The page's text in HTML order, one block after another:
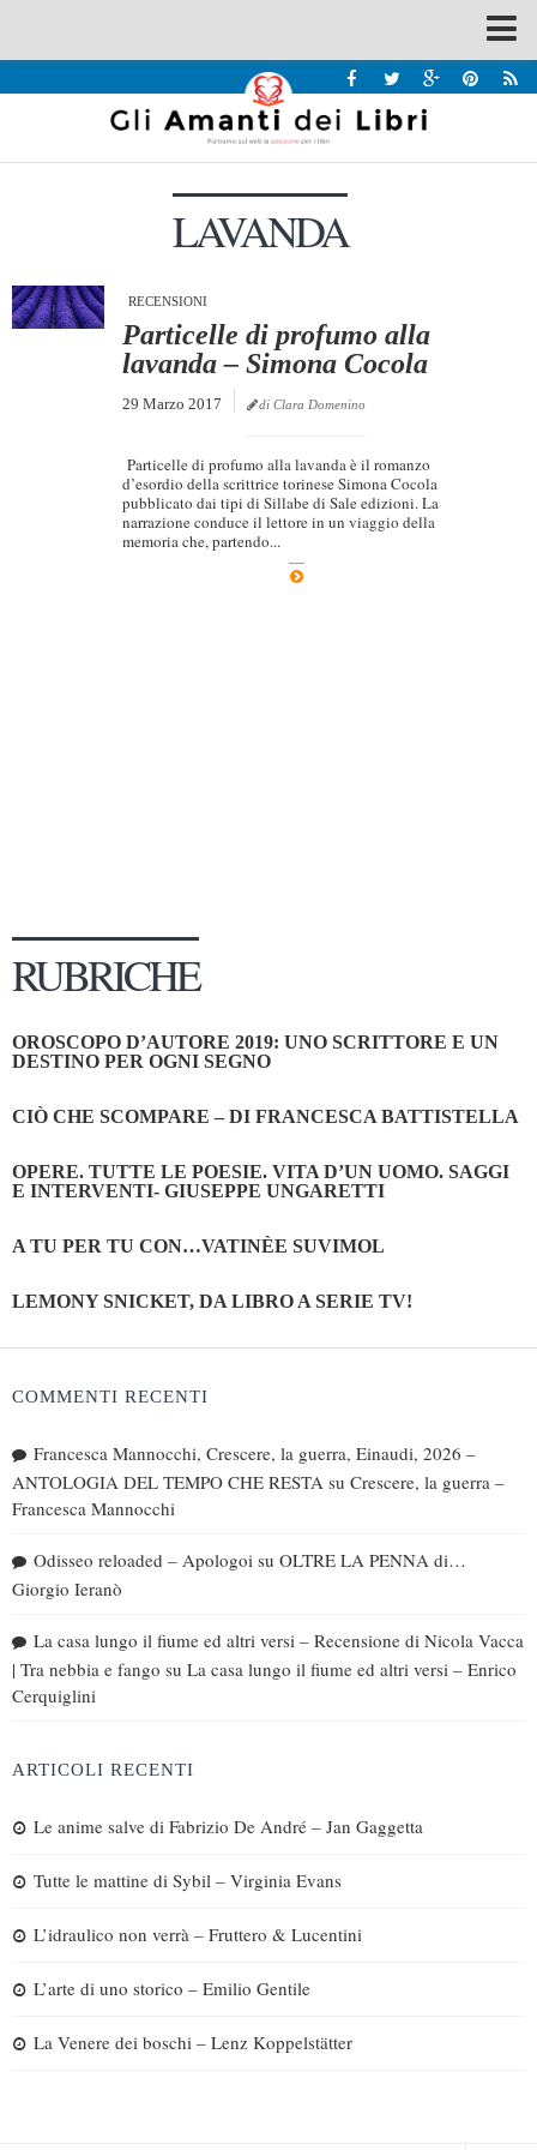
Recensioni
Interviste & Incontri
Chi siamo
Tabù Festival 2014
A Tutto Volume
Marketing
LAVANDA
RECENSIONI
Particelle di profumo alla
lavanda – Simona Cocola
29 Marzo 2017 di Clara Domenino
Particelle di profumo alla lavanda è il romanzo
d’esordio della scrittrice torinese Simona Cocola
pubblicato dai tipi di Sillabe di Sale edizioni. La
narrazione conduce il lettore in un viaggio della
memoria che, partendo...
RUBRICHE
OROSCOPO D’AUTORE 2019: UNO SCRITTORE E UN
DESTINO PER OGNI SEGNO
CIÒ CHE SCOMPARE – DI FRANCESCA BATTISTELLA
OPERE. TUTTE LE POESIE. VITA D’UN UOMO. SAGGI
E INTERVENTI- GIUSEPPE UNGARETTI
A TU PER TU CON…VATINÈE SUVIMOL
LEMONY SNICKET, DA LIBRO A SERIE TV!
COMMENTI RECENTI
Francesca Mannocchi, Crescere, la guerra, Einaudi, 2026 –
ANTOLOGIA DEL TEMPO CHE RESTA su Crescere, la guerra –
Francesca Mannocchi
Odisseo reloaded – Apologoi su OLTRE LA PENNA di…
Giorgio Ieranò
La casa lungo il fiume ed altri versi – Recensione di Nicola Vacca
| Tra nebbia e fango su La casa lungo il fiume ed altri versi – Enrico
Cerquiglini
ARTICOLI RECENTI
Le anime salve di Fabrizio De André – Jan Gaggetta
Tutte le mattine di Sybil – Virginia Evans
L’idraulico non verrà – Fruttero & Lucentini
L’arte di uno storico – Emilio Gentile
La Venere dei boschi – Lenz Koppelstätter